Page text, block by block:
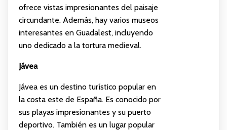
ofrece vistas impresionantes del paisaje
circundante. Además, hay varios museos
interesantes en Guadalest, incluyendo
uno dedicado a la tortura medieval.
Jávea
Jávea es un destino turístico popular en
la costa este de España. Es conocido por
sus playas impresionantes y su puerto
deportivo. También es un lugar popular